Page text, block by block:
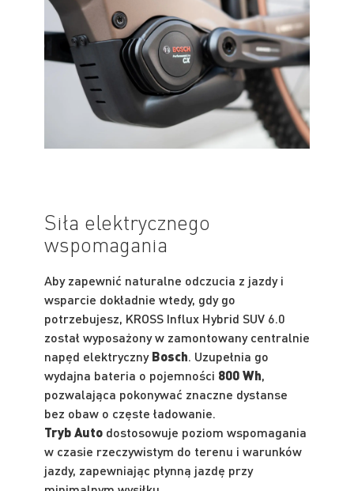
Siła elektrycznego
wspomagania
Aby zapewnić naturalne odczucia z jazdy i
wsparcie dokładnie wtedy, gdy go
potrzebujesz, KROSS Influx Hybrid SUV 6.0
został wyposażony w zamontowany centralnie
napęd elektrycznyBosch. Uzupełnia go
wydajna bateria o pojemności 800 Wh,
pozwalająca pokonywać znaczne dystanse
bez obaw o częste ładowanie.
Tryb Auto dostosowuje poziom wspomagania
w czasie rzeczywistym do terenu i warunków
jazdy, zapewniając płynną jazdę przy